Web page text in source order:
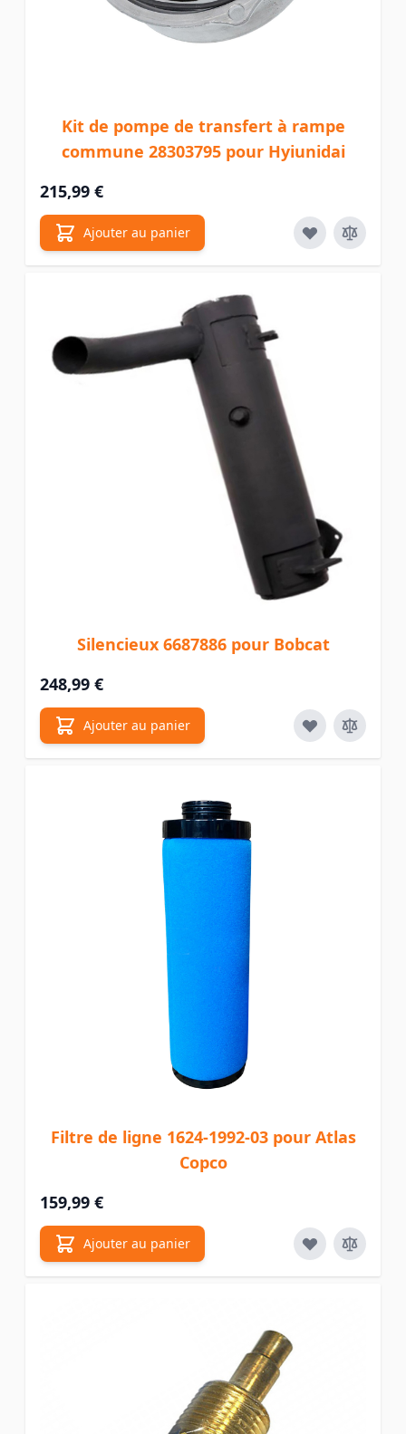
Kit de pompe de transfert à rampe
commune 28303795 pour Hyiunidai
215,99 €
Ajouter au panier
Silencieux 6687886 pour Bobcat
248,99 €
Ajouter au panier
Filtre de ligne 1624-1992-03 pour Atlas
Copco
159,99 €
Ajouter au panier